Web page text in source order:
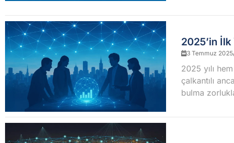
2025’in
3 Temmuz 2025
2025 yılı
çalkantılı
bulma